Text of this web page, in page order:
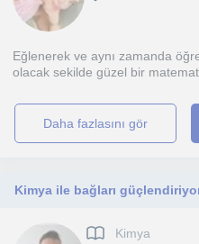
Eğlenerek ve aynı zamanda
olacak sekilde güzel bir
daha fazlasını gör
Kimya